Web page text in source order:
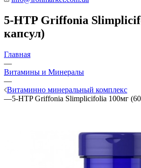
5-HTP Griffonia
капсул)
Главная
—
Витамины и Минералы
—
Витаминно минеральный комплекс
—5-HTP Griffonia Slimplicifolia 100мг